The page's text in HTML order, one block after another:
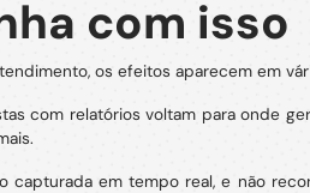
com isso
os efeitos aparecem em
com relatórios voltam para onde
capturada em tempo real, e não